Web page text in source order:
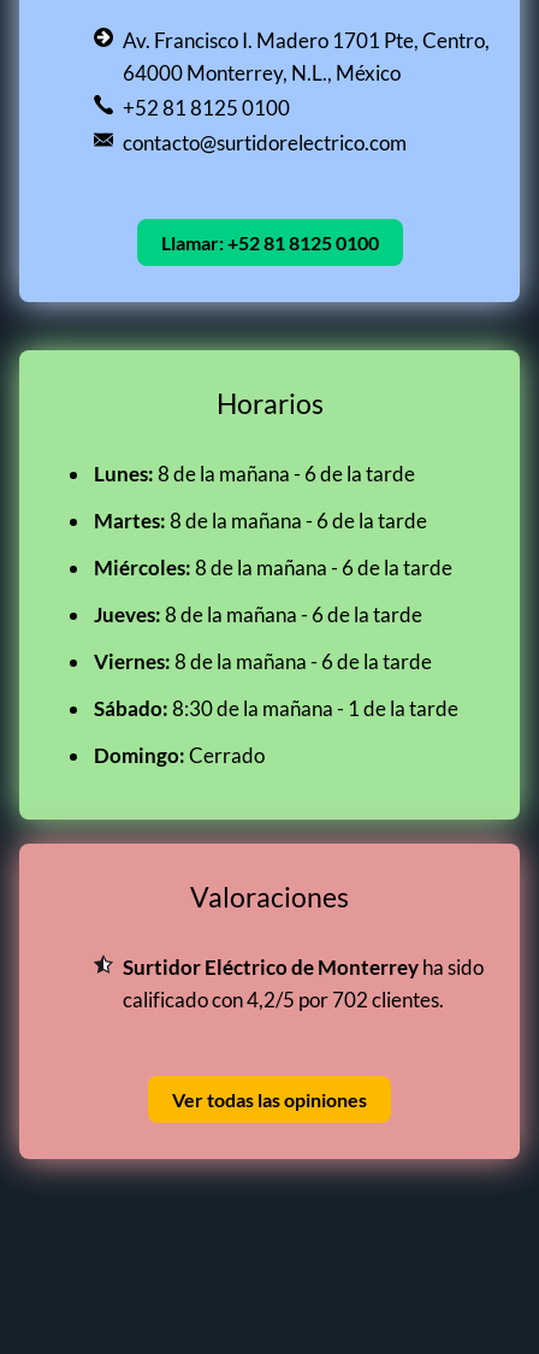
Av. Francisco I. Madero 1701 Pte, Centro,
64000 Monterrey, N.L., México
+52 81 8125 0100
contacto@surtidorelectrico.com
Llamar:+52 81 8125 0100
Horarios
Lunes:8 de la mañana - 6 de la tarde
Martes:8 de la mañana - 6 de la tarde
Miércoles:8 de la mañana - 6 de la tarde
Jueves:8 de la mañana - 6 de la tarde
Viernes:8 de la mañana - 6 de la tarde
Sábado:8:30 de la mañana - 1 de la tarde
Domingo:Cerrado
Valoraciones
Surtidor Eléctrico de Monterreyha sido
calificado con 4,2/5 por 702 clientes.
Ver todas las opiniones